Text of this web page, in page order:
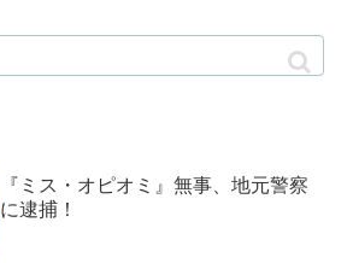
『ミス・オピオミ』無事、地元警察
に逮捕！